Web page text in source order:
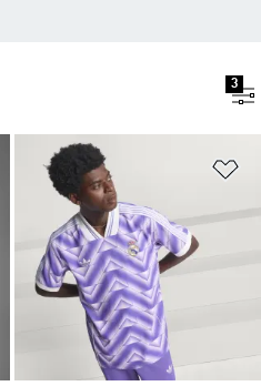
3
Favori Listesine Ekle